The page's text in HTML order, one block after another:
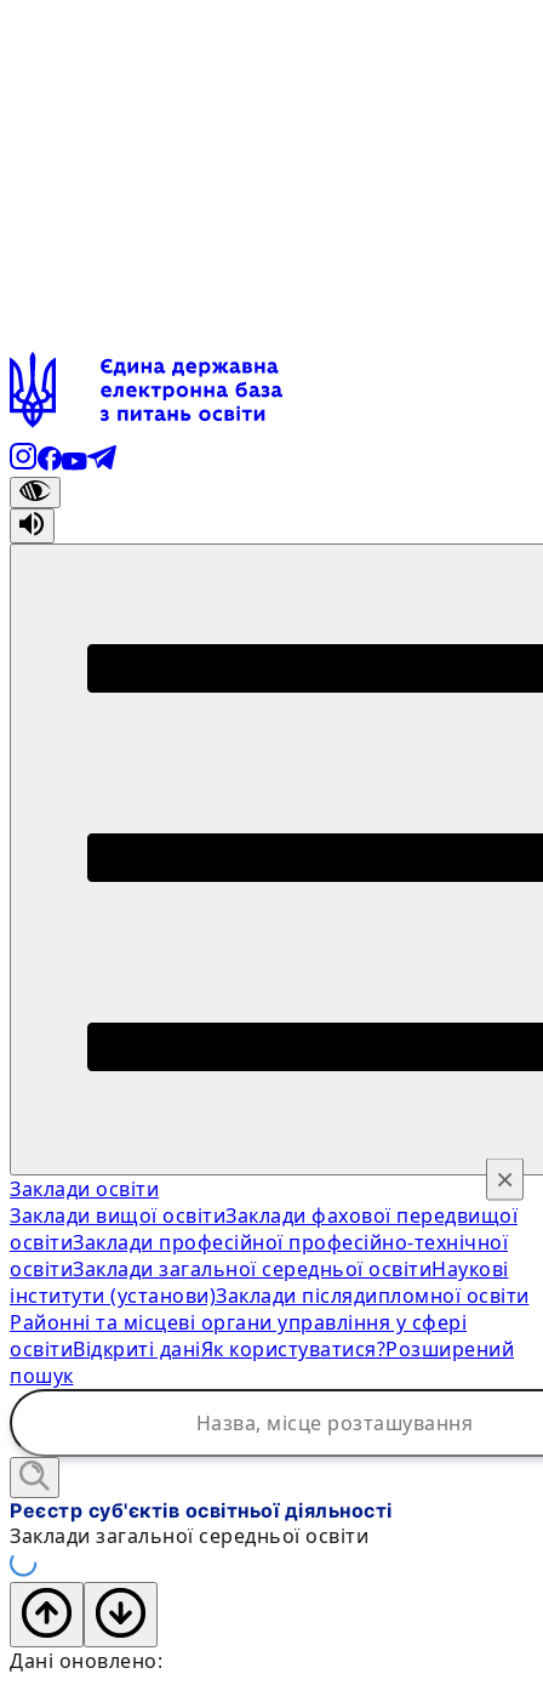
Заклади освіти
Заклади вищої освітиЗаклади фахової передвищої
освітиЗаклади професійної професійно-технічної
освітиЗаклади загальної середньої освітиНаукові
інститути (установи)Заклади післядипломної освіти
Районні та місцеві органи управління у сфері
освітиВідкриті даніЯк користуватися?Розширений
пошук
×
Реєстр суб'єктів освітньої діяльності
Заклади загальної середньої освіти
Дані оновлено: